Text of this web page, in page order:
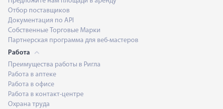
Отбор поставщиков
Документация по API
Собственные Торговые Марки
Партнерская программа для веб-мастеров
Работа
Преимущества работы в Ригла
Работа в аптеке
Работа в офисе
Работа в контакт-центре
Охрана труда